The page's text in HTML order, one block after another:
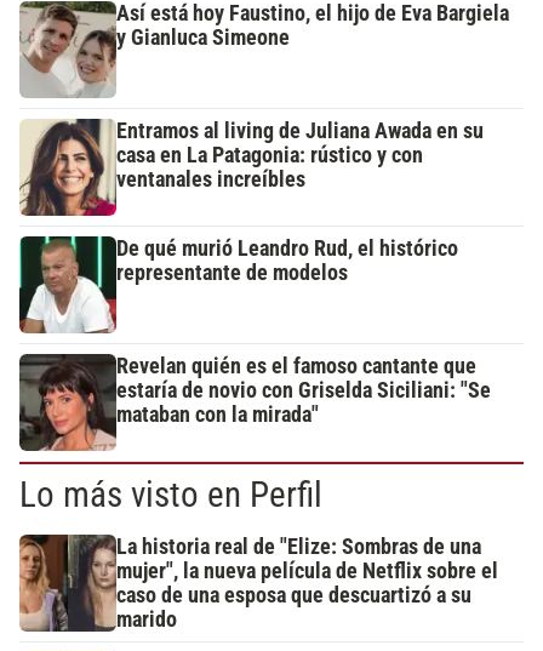
Así está hoy Faustino, el hijo de Eva Bargiela
y Gianluca Simeone
Entramos al living de Juliana Awada en su
casa en La Patagonia: rústico y con
ventanales increíbles
De qué murió Leandro Rud, el histórico
representante de modelos
Revelan quién es el famoso cantante que
estaría de novio con Griselda Siciliani: "Se
mataban con la mirada"
Lo más visto en Perfil
La historia real de "Elize: Sombras de una
mujer", la nueva película de Netflix sobre el
caso de una esposa que descuartizó a su
marido